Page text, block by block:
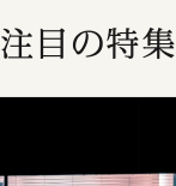
注目の特集